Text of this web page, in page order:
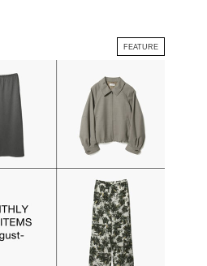
FEATURE